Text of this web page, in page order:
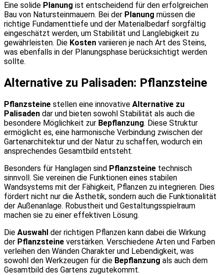
Eine solide Planung ist entscheidend für den erfolgreichen
Bau von Natursteinmauern. Bei der Planung müssen die
richtige Fundamenttiefe und der Materialbedarf sorgfältig
eingeschätzt werden, um Stabilität und Langlebigkeit zu
gewährleisten. Die Kosten variieren je nach Art des Steins,
was ebenfalls in der Planungsphase berücksichtigt werden
sollte.
Alternative zu Palisaden: Pflanzsteine
Pflanzsteine stellen eine innovative Alternative zu
Palisaden dar und bieten sowohl Stabilität als auch die
besondere Möglichkeit zur Bepflanzung. Diese Struktur
ermöglicht es, eine harmonische Verbindung zwischen der
Gartenarchitektur und der Natur zu schaffen, wodurch ein
ansprechendes Gesamtbild entsteht.
Besonders für Hanglagen sind Pflanzsteine technisch
sinnvoll. Sie vereinen die Funktionen eines stabilen
Wandsystems mit der Fähigkeit, Pflanzen zu integrieren. Dies
fördert nicht nur die Ästhetik, sondern auch die Funktionalität
der Außenanlage. Robustheit und Gestaltungsspielraum
machen sie zu einer effektiven Lösung.
Die Auswahl der richtigen Pflanzen kann dabei die Wirkung
der Pflanzsteine verstärken. Verschiedene Arten und Farben
verleihen den Wänden Charakter und Lebendigkeit, was
sowohl den Werkzeugen für die Bepflanzung als auch dem
Gesamtbild des Gartens zugutekommt.